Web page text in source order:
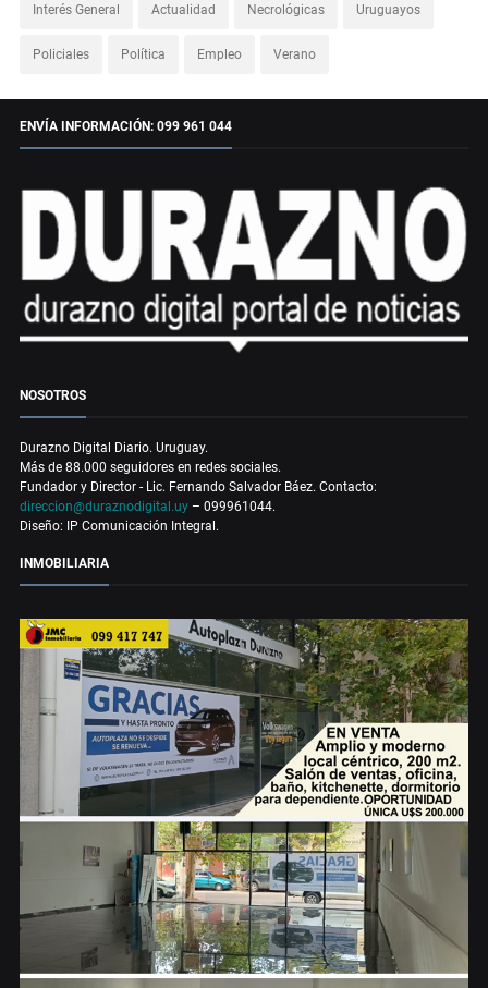
Interés General Actualidad Necrológicas Uruguayos
Policiales Política Empleo Verano
ENVÍA INFORMACIÓN: 099 961 044
NOSOTROS
Durazno Digital Diario. Uruguay.
Más de 88.000 seguidores en redes sociales.
Fundador y Director - Lic. Fernando Salvador Báez. Contacto:
direccion@duraznodigital.uy – 099961044.
Diseño: IP Comunicación Integral.
INMOBILIARIA